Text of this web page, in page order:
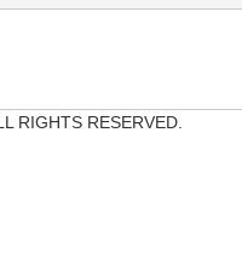
RIGHTS RESERVED.